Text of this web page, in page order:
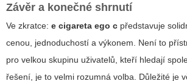
Závěr a konečné shrnutí
Ve zkratce: e cigareta ego c představuje
cenou, jednoduchostí a výkonem. Není to
pro velkou skupinu uživatelů, kteří hledají
řešení, je to velmi rozumná volba. Důležité je